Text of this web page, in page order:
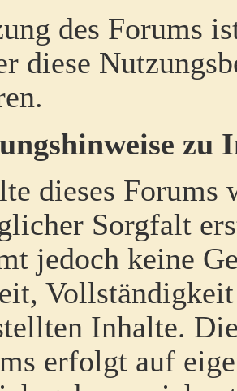
des Forums
diese
zu
dieses Forums
Sorgfalt
jedoch keine
Inhalte.
erfolgt auf